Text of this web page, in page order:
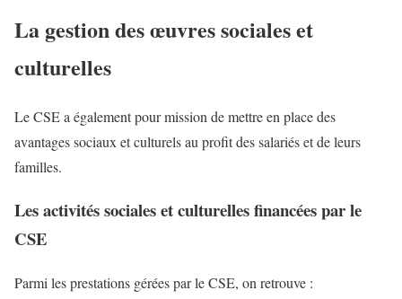
La gestion des œuvres sociales et
culturelles
Le CSE a également pour mission de mettre en place des
avantages sociaux et culturels au profit des salariés et de leurs
familles.
Les activités sociales et culturelles financées par le
CSE
Parmi les prestations gérées par le CSE, on retrouve :